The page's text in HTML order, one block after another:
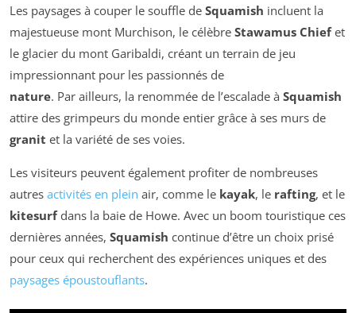
Les paysages à couper le souffle de Squamish incluent la
majestueuse mont Murchison, le célèbre Stawamus Chiefet
le glacier du mont Garibaldi, créant un terrain de jeu
impressionnant pour les passionnés de
nature. Par ailleurs, la renommée de l’escalade à Squamish
attire des grimpeurs du monde entier grâce à ses murs de
granit et la variété de ses voies.
Les visiteurs peuvent également profiter de nombreuses
autres activités en plein air, comme le kayak, le rafting, et le
kitesurfdans la baie de Howe. Avec un boom touristique ces
dernières années, Squamish continue d’être un choix prisé
pour ceux qui recherchent des expériences uniques et des
paysages époustouflants.